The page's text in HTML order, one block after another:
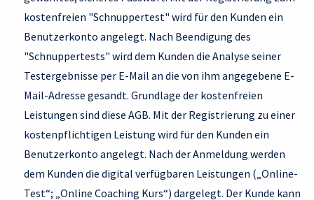
kostenfreien "Schnuppertest" wird für den Kunden ein
Benutzerkonto angelegt. Nach Beendigung des
"Schnuppertests" wird dem Kunden die Analyse seiner
Testergebnisse per E-Mail an die von ihm angegebene E-
Mail-Adresse gesandt. Grundlage der kostenfreien
Leistungen sind diese AGB. Mit der Registrierung zu einer
kostenpflichtigen Leistung wird für den Kunden ein
Benutzerkonto angelegt. Nach der Anmeldung werden
dem Kunden die digital verfügbaren Leistungen („Online-
Test“; „Online Coaching Kurs“) dargelegt. Der Kunde kann